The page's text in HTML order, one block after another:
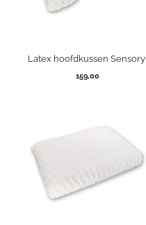
Latex hoofdkussen Sensory
159,00